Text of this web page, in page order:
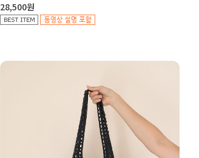
28,500원